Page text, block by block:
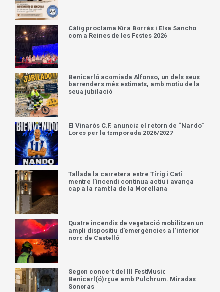
Càlig proclama Kira Borrás i Elsa Sancho
com a Reines de les Festes 2026
Benicarló acomiada Alfonso, un dels seus
barrenders més estimats, amb motiu de la
seua jubilació
El Vinaròs C.F. anuncia el retorn de “Nando”
Lores per la temporada 2026/2027
Tallada la carretera entre Tírig i Catí
mentre l’incendi continua actiu i avança
cap a la rambla de la Morellana
Quatre incendis de vegetació mobilitzen un
ampli dispositiu d’emergències a l’interior
nord de Castelló
Segon concert del III FestMusic
Benicarl(ó)rgue amb Pulchrum. Miradas
Sonoras